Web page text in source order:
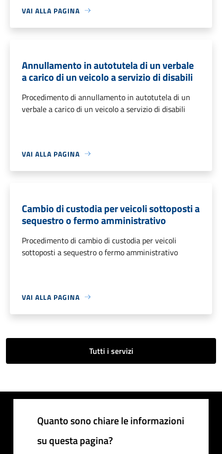
VAI ALLA PAGINA
Annullamento in autotutela di un verbale
a carico di un veicolo a servizio di disabili
Procedimento di annullamento in autotutela di un
verbale a carico di un veicolo a servizio di disabili
VAI ALLA PAGINA
Cambio di custodia per veicoli sottoposti a
sequestro o fermo amministrativo
Procedimento di cambio di custodia per veicoli
sottoposti a sequestro o fermo amministrativo
VAI ALLA PAGINA
Tutti i servizi
Quanto sono chiare le informazioni
su questa pagina?